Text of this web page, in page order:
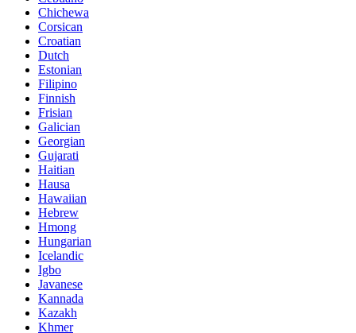
Chichewa
Corsican
Croatian
Dutch
Estonian
Filipino
Finnish
Frisian
Galician
Georgian
Gujarati
Haitian
Hausa
Hawaiian
Hebrew
Hmong
Hungarian
Icelandic
Igbo
Javanese
Kannada
Kazakh
Khmer